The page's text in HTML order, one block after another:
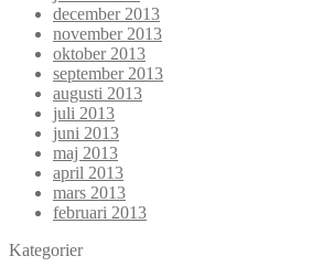
december 2013
november 2013
oktober 2013
september 2013
augusti 2013
juli 2013
juni 2013
maj 2013
april 2013
mars 2013
februari 2013
Kategorier